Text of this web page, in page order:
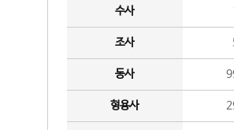
수사
조사
동사
형용사